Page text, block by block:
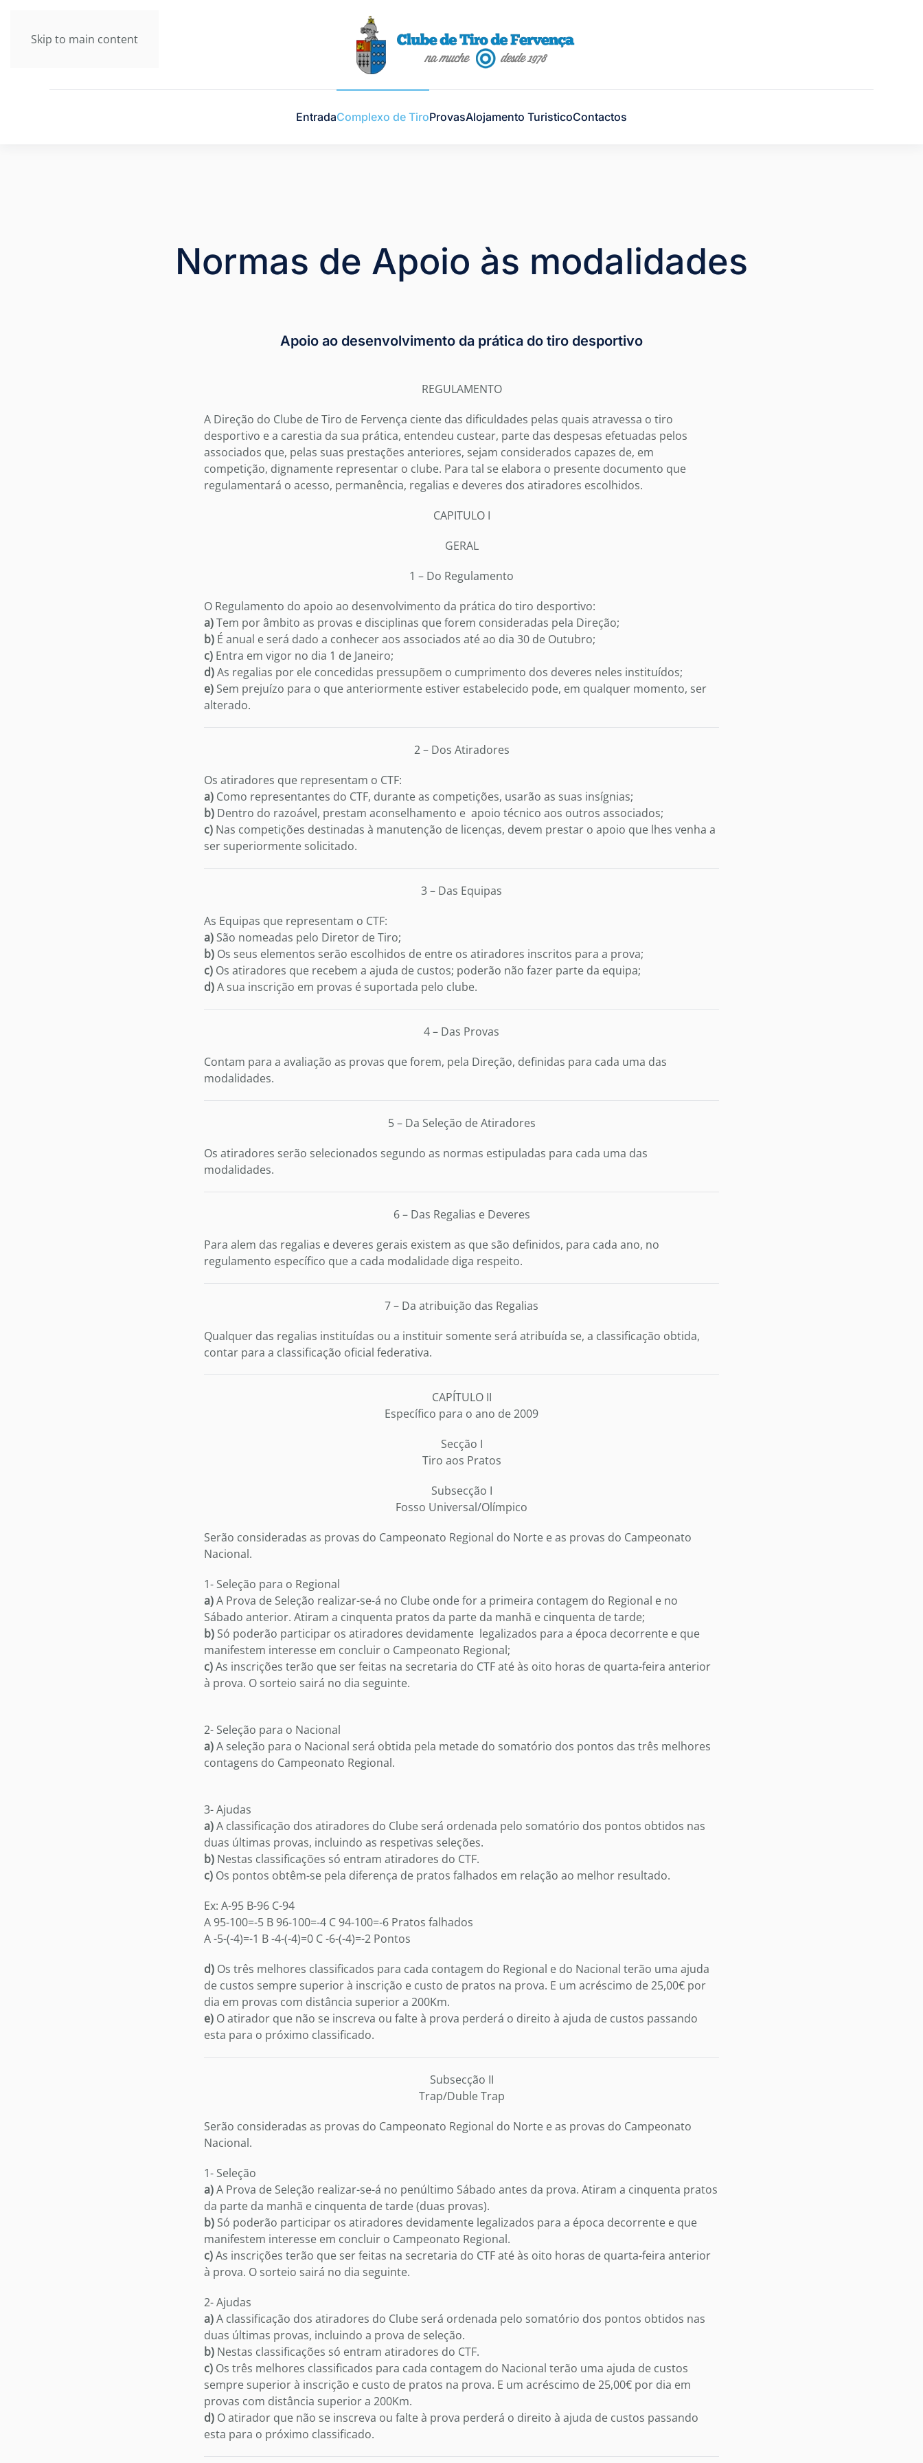
Skip to main content
EntradaComplexo de TiroProvasAlojamento TuristicoContactos
Normas de Apoio às modalidades
Apoio ao desenvolvimento da prática do tiro desportivo
REGULAMENTO
A Direção do Clube de Tiro de Fervença ciente das dificuldades pelas quais atravessa o tiro
desportivo e a carestia da sua prática, entendeu custear, parte das despesas efetuadas pelos
associados que, pelas suas prestações anteriores, sejam considerados capazes de, em
competição, dignamente representar o clube. Para tal se elabora o presente documento que
regulamentará o acesso, permanência, regalias e deveres dos atiradores escolhidos.
CAPITULO I
GERAL
1 – Do Regulamento
O Regulamento do apoio ao desenvolvimento da prática do tiro desportivo:
a)Tem por âmbito as provas e disciplinas que forem consideradas pela Direção;
b) É anual e será dado a conhecer aos associados até ao dia 30 de Outubro;
c) Entra em vigor no dia 1 de Janeiro;
d)As regalias por ele concedidas pressupõem o cumprimento dos deveres neles instituídos;
e) Sem prejuízo para o que anteriormente estiver estabelecido pode, em qualquer momento, ser
alterado.
2 – Dos Atiradores
Os atiradores que representam o CTF:
a) Como representantes do CTF, durante as competições, usarão as suas insígnias;
b) Dentro do razoável, prestam aconselhamento e apoio técnico aos outros associados;
c) Nas competições destinadas à manutenção de licenças, devem prestar o apoio que lhes venha a
ser superiormente solicitado.
3 – Das Equipas
As Equipas que representam o CTF:
a) São nomeadas pelo Diretor de Tiro;
b) Os seus elementos serão escolhidos de entre os atiradores inscritos para a prova;
c) Os atiradores que recebem a ajuda de custos; poderão não fazer parte da equipa;
d)A sua inscrição em provas é suportada pelo clube.
4 – Das Provas
Contam para a avaliação as provas que forem, pela Direção, definidas para cada uma das
modalidades.
5 – Da Seleção de Atiradores
Os atiradores serão selecionados segundo as normas estipuladas para cada uma das
modalidades.
6 – Das Regalias e Deveres
Para alem das regalias e deveres gerais existem as que são definidos, para cada ano, no
regulamento específico que a cada modalidade diga respeito.
7 – Da atribuição das Regalias
Qualquer das regalias instituídas ou a instituir somente será atribuída se, a classificação obtida,
contar para a classificação oficial federativa.
CAPÍTULO II
Específico para o ano de 2009
Secção I
Tiro aos Pratos
Subsecção I
Fosso Universal/Olímpico
Serão consideradas as provas do Campeonato Regional do Norte e as provas do Campeonato
Nacional.
1- Seleção para o Regional
a)A Prova de Seleção realizar-se-á no Clube onde for a primeira contagem do Regional e no
Sábado anterior. Atiram a cinquenta pratos da parte da manhã e cinquenta de tarde;
b) Só poderão participar os atiradores devidamente legalizados para a época decorrente e que
manifestem interesse em concluir o Campeonato Regional;
c)As inscrições terão que ser feitas na secretaria do CTF até às oito horas de quarta-feira anterior
à prova. O sorteio sairá no dia seguinte.
2- Seleção para o Nacional
a)A seleção para o Nacional será obtida pela metade do somatório dos pontos das três melhores
contagens do Campeonato Regional.
3- Ajudas
a)A classificação dos atiradores do Clube será ordenada pelo somatório dos pontos obtidos nas
duas últimas provas, incluindo as respetivas seleções.
b) Nestas classificações só entram atiradores do CTF.
c) Os pontos obtêm-se pela diferença de pratos falhados em relação ao melhor resultado.
Ex: A-95 B-96 C-94
A 95-100=-5 B 96-100=-4 C 94-100=-6 Pratos falhados
A -5-(-4)=-1 B -4-(-4)=0 C -6-(-4)=-2 Pontos
d) Os três melhores classificados para cada contagem do Regional e do Nacional terão uma ajuda
de custos sempre superior à inscrição e custo de pratos na prova. E um acréscimo de 25,00€ por
dia em provas com distância superior a 200Km.
e) O atirador que não se inscreva ou falte à prova perderá o direito à ajuda de custos passando
esta para o próximo classificado.
Subsecção II
Trap/Duble Trap
Serão consideradas as provas do Campeonato Regional do Norte e as provas do Campeonato
Nacional.
1- Seleção
a)A Prova de Seleção realizar-se-á no penúltimo Sábado antes da prova. Atiram a cinquenta pratos
da parte da manhã e cinquenta de tarde (duas provas).
b) Só poderão participar os atiradores devidamente legalizados para a época decorrente e que
manifestem interesse em concluir o Campeonato Regional.
c)As inscrições terão que ser feitas na secretaria do CTF até às oito horas de quarta-feira anterior
à prova. O sorteio sairá no dia seguinte.
2- Ajudas
a)A classificação dos atiradores do Clube será ordenada pelo somatório dos pontos obtidos nas
duas últimas provas, incluindo a prova de seleção.
b) Nestas classificações só entram atiradores do CTF.
c) Os três melhores classificados para cada contagem do Nacional terão uma ajuda de custos
sempre superior à inscrição e custo de pratos na prova. E um acréscimo de 25,00€ por dia em
provas com distância superior a 200Km.
d) O atirador que não se inscreva ou falte à prova perderá o direito à ajuda de custos passando
esta para o próximo classificado.